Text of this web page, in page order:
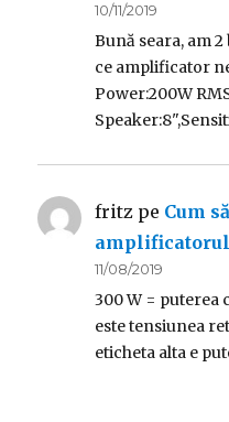
10/11/2019
Bună seara, am
ce amplificator
Power:200W
fritz pe Cum
amplificatorul
11/08/2019
300 W = puterea
este tensiunea
eticheta alta e